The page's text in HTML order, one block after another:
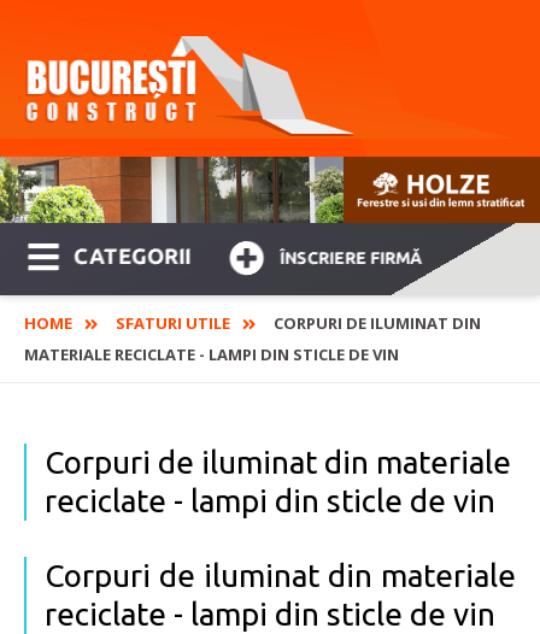
CATEGORII ÎNSCRIERE FIRMĂ
HOME SFATURI UTILE
CORPURI DE ILUMINAT DIN
MATERIALE RECICLATE - LAMPI DIN STICLE DE VIN
Corpuri de iluminat din materiale
reciclate - lampi din sticle de vin
Corpuri de iluminat din materiale
reciclate - lampi din sticle de vin